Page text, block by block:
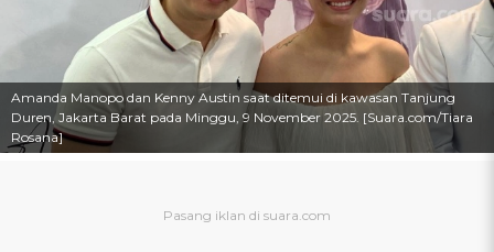
Amanda Manopo dan Kenny Austin saat ditemui di kawasan Tanjung
Duren, Jakarta Barat pada Minggu, 9 November 2025. [Suara.com/Tiara
Rosana]